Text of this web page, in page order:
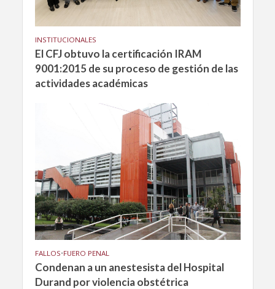
INSTITUCIONALES
El CFJ obtuvo la certificación IRAM
9001:2015 de su proceso de gestión de las
actividades académicas
FALLOS•FUERO PENAL
Condenan a un anestesista del Hospital
Durand por violencia obstétrica